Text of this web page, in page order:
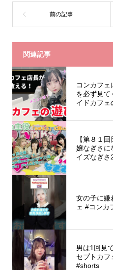
関連記事
コンカフ
を必ず見て
イドカフェ
【第８１
嬢なぎさに
イズなぎさ
女の子に嫌
ェ #コンカ
男は1回見
セプトカフ
#shorts